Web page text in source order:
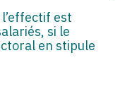
est
si le
en stipule